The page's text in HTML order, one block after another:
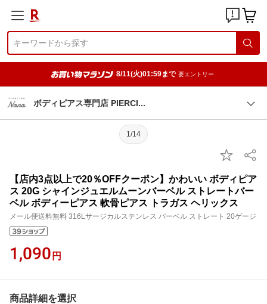
8/11(火)01:59まで 要エントリー
ボディピアス専門店 PIERCI
1/14
【店内3点以上で20％OFFクーポン】かわいい ボディピア
ス 20G シャインジュエルムーンバーベル ストレートバー
ベル ボディーピアス 軟骨ピアス トラガス ヘリックス
メール便送料無料 316Lサージカルステンレス バーベル ストレート 20ゲージ
1,090 円
商品詳細を選択